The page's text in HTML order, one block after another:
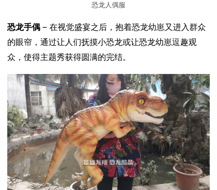
恐龙人偶服
恐龙手偶 – 在视觉盛宴之后，抱着恐龙幼崽又进入群众
的眼帘，通过让人们抚摸小恐龙或让恐龙幼崽逗趣观
众，使得主题秀获得圆满的完结。